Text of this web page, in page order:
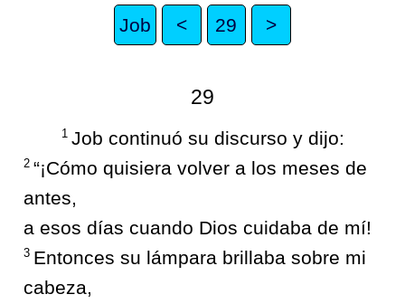
Job < 29 >
29
1 Job continuó su discurso y dijo:
2 “¡Cómo quisiera volver a los meses de
antes,
a esos días cuando Dios cuidaba de mí!
3 Entonces su lámpara brillaba sobre mi
cabeza,